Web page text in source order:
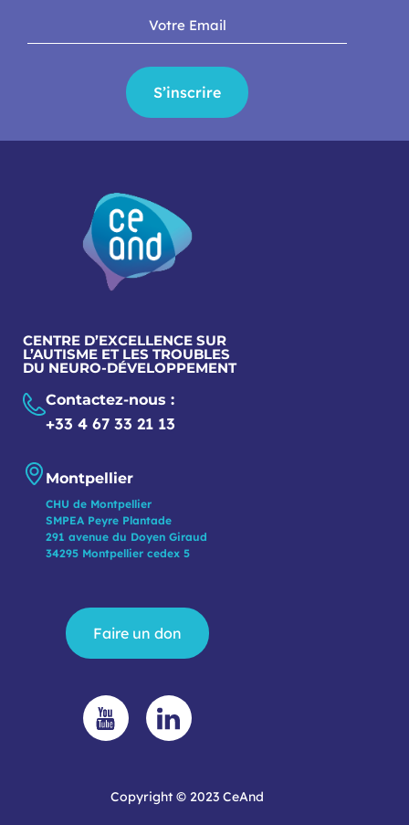
S’inscrire
CENTRE D’EXCELLENCE SUR
L’AUTISME ET LES TROUBLES
DU NEURO-DÉVELOPPEMENT
Contactez-nous :
+33 4 67 33 21 13
Montpellier
CHU de Montpellier
SMPEA Peyre Plantade
291 avenue du Doyen Giraud
34295 Montpellier cedex 5
Faire un don
Copyright © 2023 CeAnd